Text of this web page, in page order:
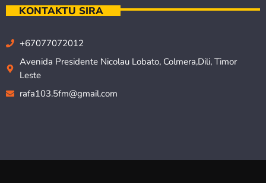
KONTAKTU SIRA
+67077072012
Avenida Presidente Nicolau Lobato, Colmera,Dili, Timor
Leste
rafa103.5fm@gmail.com